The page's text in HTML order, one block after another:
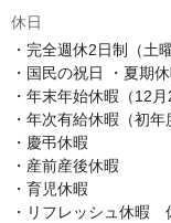
休日
・完全週休2日制（土
・国民の祝日 ・夏期
・年末年始休暇（12月
・年次有給休暇（初年
・慶弔休暇
・産前産後休暇
・育児休暇
・リフレッシュ休暇